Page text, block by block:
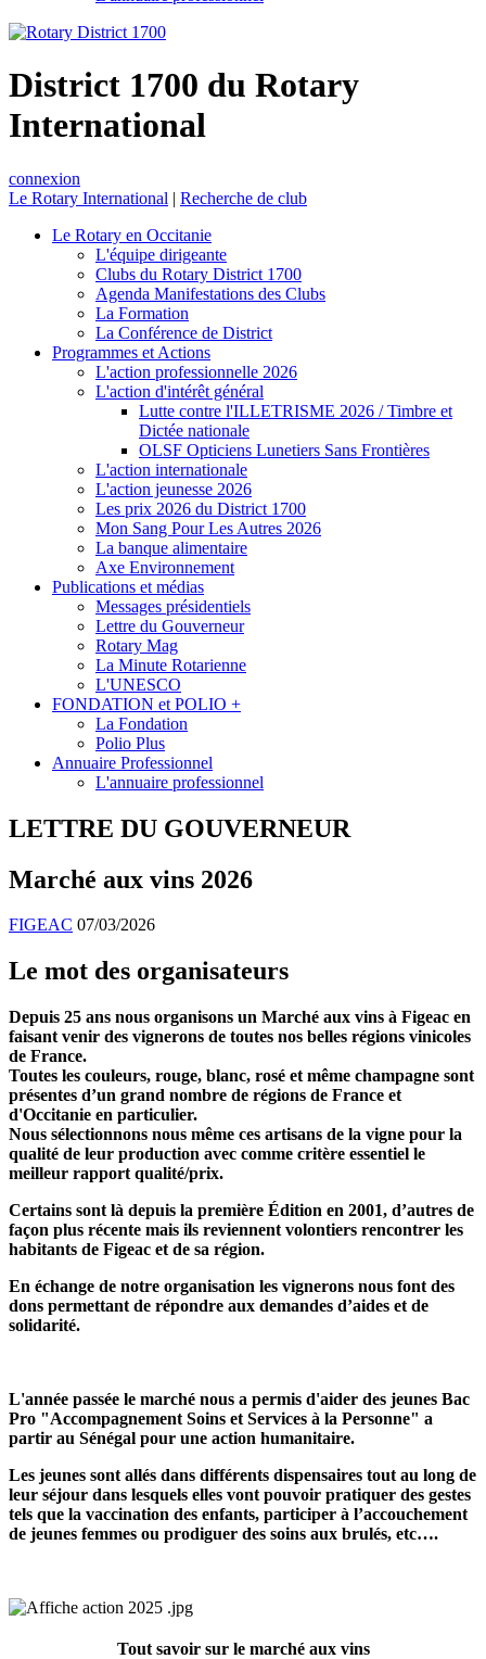
District 1700 du Rotary
International
connexion
Le Rotary International | Recherche de club
Le Rotary en Occitanie
L'équipe dirigeante
Clubs du Rotary District 1700
Agenda Manifestations des Clubs
La Formation
La Conférence de District
Programmes et Actions
L'action professionnelle 2026
L'action d'intérêt général
Lutte contre l'ILLETRISME 2026 / Timbre et
Dictée nationale
OLSF Opticiens Lunetiers Sans Frontières
L'action internationale
L'action jeunesse 2026
Les prix 2026 du District 1700
Mon Sang Pour Les Autres 2026
La banque alimentaire
Axe Environnement
Publications et médias
Messages présidentiels
Lettre du Gouverneur
Rotary Mag
La Minute Rotarienne
L'UNESCO
FONDATION et POLIO +
La Fondation
Polio Plus
Annuaire Professionnel
L'annuaire professionnel
LETTRE DU GOUVERNEUR
Marché aux vins 2026
FIGEAC 07/03/2026
Le mot des organisateurs
Depuis 25 ans nous organisons un Marché aux vins à Figeac en
faisant venir des vignerons de toutes nos belles régions vinicoles
de France.
Toutes les couleurs, rouge, blanc, rosé et même champagne sont
présentes d’un grand nombre de régions de France et
d'Occitanie en particulier.
Nous sélectionnons nous même ces artisans de la vigne pour la
qualité de leur production avec comme critère essentiel le
meilleur rapport qualité/prix.
Certains sont là depuis la première Édition en 2001, d’autres de
façon plus récente mais ils reviennent volontiers rencontrer les
habitants de Figeac et de sa région.
En échange de notre organisation les vignerons nous font des
dons permettant de répondre aux demandes d’aides et de
solidarité.
L'année passée le marché nous a permis d'aider des jeunes Bac
Pro "Accompagnement Soins et Services à la Personne" a
partir au Sénégal pour une action humanitaire.
Les jeunes sont allés dans différents dispensaires tout au long de
leur séjour dans lesquels elles vont pouvoir pratiquer des gestes
tels que la vaccination des enfants, participer à l’accouchement
de jeunes femmes ou prodiguer des soins aux brulés, etc….
Tout savoir sur le marché aux vins